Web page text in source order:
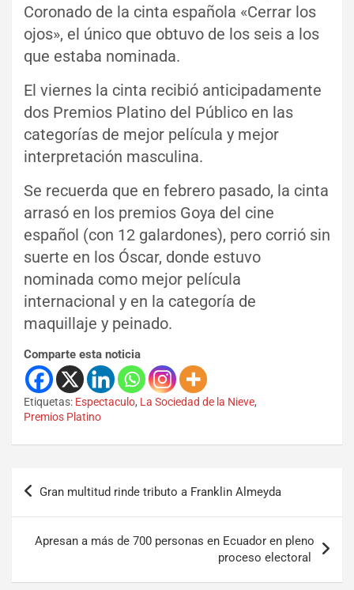
Coronado de la cinta española «Cerrar los
ojos», el único que obtuvo de los seis a los
que estaba nominada.
El viernes la cinta recibió anticipadamente
dos Premios Platino del Público en las
categorías de mejor película y mejor
interpretación masculina.
Se recuerda que en febrero pasado, la cinta
arrasó en los premios Goya del cine
español (con 12 galardones), pero corrió sin
suerte en los Óscar, donde estuvo
nominada como mejor película
internacional y en la categoría de
maquillaje y peinado.
Comparte esta noticia
Etiquetas: Espectaculo, La Sociedad de la Nieve,
Premios Platino
Gran multitud rinde tributo a Franklin Almeyda
Apresan a más de 700 personas en Ecuador en pleno
proceso electoral